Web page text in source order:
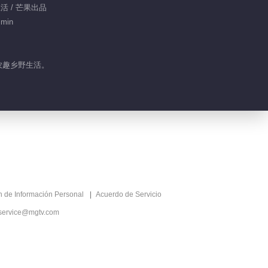
/ 芒果出品
乡野生活。
de Información Personal Acuerdo de Servicio